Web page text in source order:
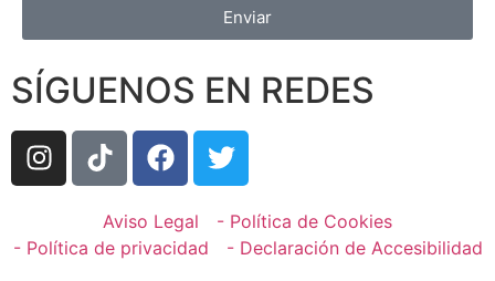
Enviar
SÍGUENOS EN REDES
Aviso Legal
- Política de Cookies
- Política de privacidad
- Declaración de Accesibilidad